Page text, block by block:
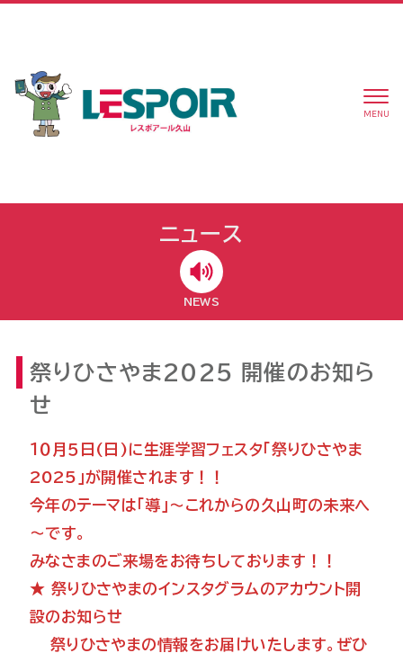
MENU
ニュース
NEWS
祭りひさやま2025 開催のお知ら
せ
１０月５日(日)に生涯学習フェスタ「祭りひさやま
2025」が開催されます！！
今年のテーマは「導」～これからの久山町の未来へ
～です。
みなさまのご来場をお待ちしております！！
★ 祭りひさやまのインスタグラムのアカウント開
設のお知らせ
祭りひさやまの情報をお届けいたします。ぜひ